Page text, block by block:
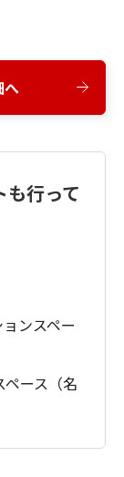
へ
も行って
ンスペー
ース（名